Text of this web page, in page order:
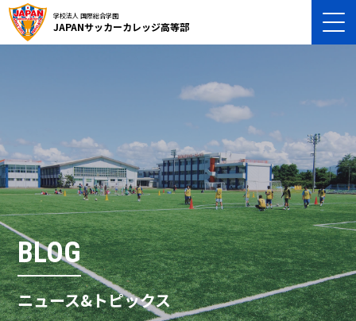
学校法人 国際総合学園
JAPANサッカーカレッジ高等部
BLOG
ニュース&トピックス